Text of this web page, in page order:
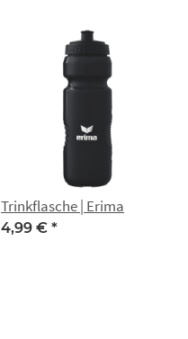
Trinkflasche | Erima
4,99 € *